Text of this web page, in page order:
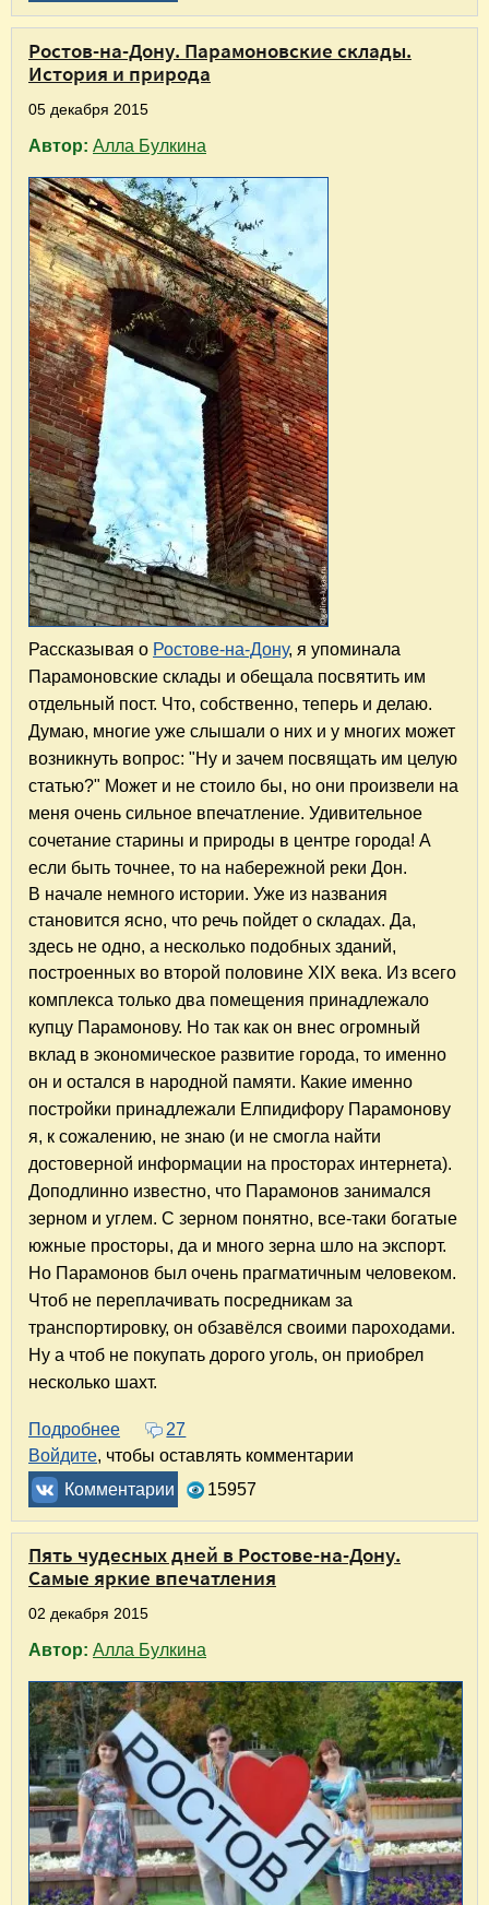
Ростов-на-Дону. Парамоновские склады.
История и природа
05 декабря 2015
Автор: Алла Булкина
Рассказывая о Ростове-на-Дону, я упоминала
Парамоновские склады и обещала посвятить им
отдельный пост. Что, собственно, теперь и делаю.
Думаю, многие уже слышали о них и у многих может
возникнуть вопрос: "Ну и зачем посвящать им целую
статью?" Может и не стоило бы, но они произвели на
меня очень сильное впечатление. Удивительное
сочетание старины и природы в центре города! А
если быть точнее, то на набережной реки Дон.
В начале немного истории. Уже из названия
становится ясно, что речь пойдет о складах. Да,
здесь не одно, а несколько подобных зданий,
построенных во второй половине XIX века. Из всего
комплекса только два помещения принадлежало
купцу Парамонову. Но так как он внес огромный
вклад в экономическое развитие города, то именно
он и остался в народной памяти. Какие именно
постройки принадлежали Елпидифору Парамонову
я, к сожалению, не знаю (и не смогла найти
достоверной информации на просторах интернета).
Доподлинно известно, что Парамонов занимался
зерном и углем. С зерном понятно, все-таки богатые
южные просторы, да и много зерна шло на экспорт.
Но Парамонов был очень прагматичным человеком.
Чтоб не переплачивать посредникам за
транспортировку, он обзавёлся своими пароходами.
Ну а чтоб не покупать дорого уголь, он приобрел
несколько шахт.
Подробнее о Ростов-на-Дону. Парамоновские склады.
27
Войдите, чтобы оставлять комментарии
Комментарии
15957
Пять чудесных дней в Ростове-на-Дону.
Самые яркие впечатления
02 декабря 2015
Автор: Алла Булкина